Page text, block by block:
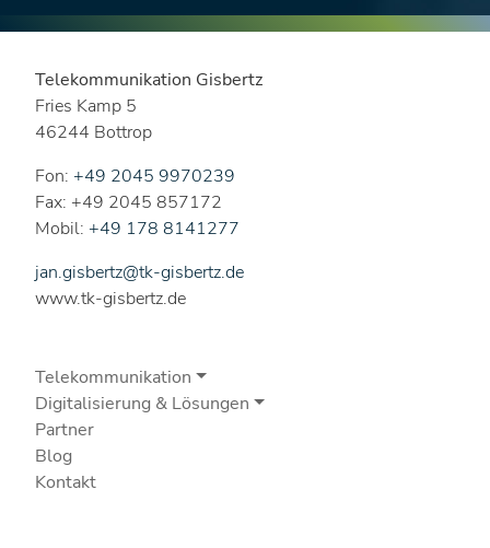
Telekommunikation Gisbertz
Fries Kamp 5
46244 Bottrop
Fon: +49 2045 9970239
Fax: +49 2045 857172
Mobil: +49 178 8141277
jan.gisbertz@tk-gisbertz.de
www.tk-gisbertz.de
Telekommunikation
Digitalisierung & Lösungen
Partner
Blog
Kontakt